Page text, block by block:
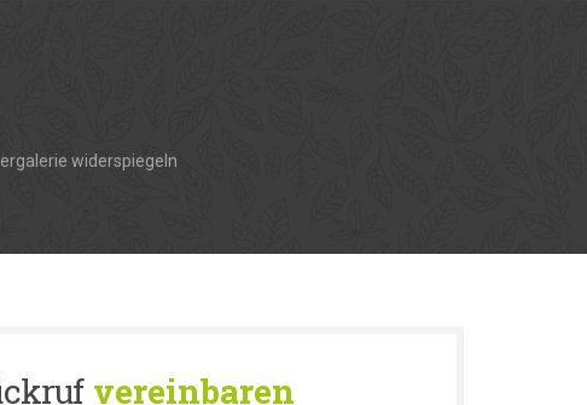
widerspiegeln
vereinbaren